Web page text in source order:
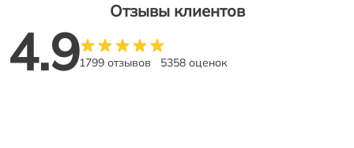
Отзывы клиентов
4.91799 отзывов 5358 оценок